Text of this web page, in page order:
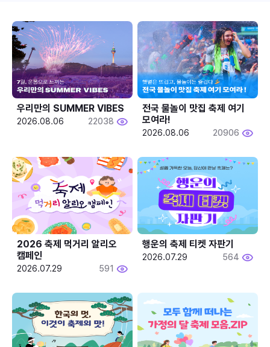
우리만의 SUMMER VIBES
2026.08.06 22038
전국 물놀이 맛집 축제 여기
모여라!
2026.08.06 20906
2026 축제 먹거리 알리오
캠페인
2026.07.29 591
행운의 축제 티켓 자판기
2026.07.29 564